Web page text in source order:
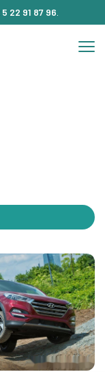
5 22 91 87 96